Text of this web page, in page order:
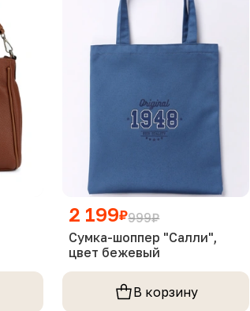
2 199₽999₽
Сумка-шоппер "Салли",
цвет бежевый
В корзину